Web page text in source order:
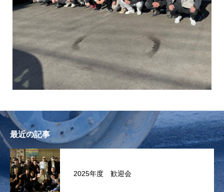
最近の記事
2025年度 歓迎会